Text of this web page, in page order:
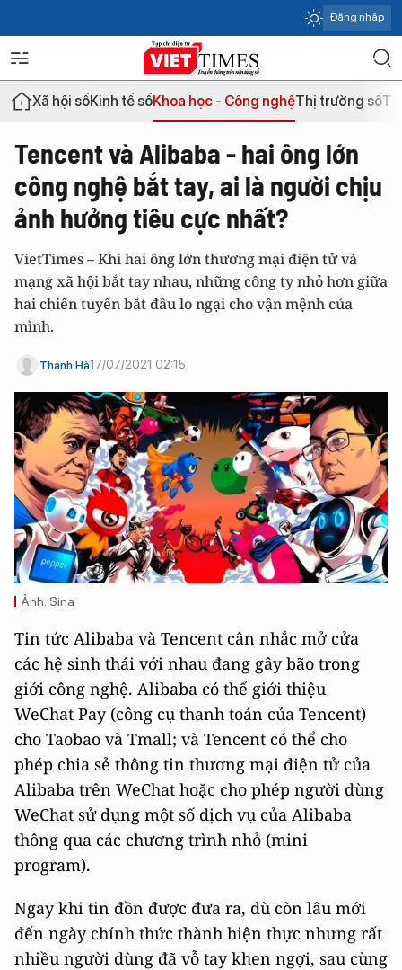
Đăng nhập
Xã hội sốKinh tế sốKhoa học - Công nghệThị trường số
Tencent và Alibaba - hai ông lớn
công nghệ bắt tay, ai là người chịu
ảnh hưởng tiêu cực nhất?
VietTimes – Khi hai ông lớn thương mại điện tử và
mạng xã hội bắt tay nhau, những công ty nhỏ hơn giữa
hai chiến tuyến bắt đầu lo ngại cho vận mệnh của
mình.
Thanh Hà17/07/2021 02:15
Ảnh: Sina
Tin tức Alibaba và Tencent cân nhắc mở cửa
các hệ sinh thái với nhau đang gây bão trong
giới công nghệ. Alibaba có thể giới thiệu
WeChat Pay (công cụ thanh toán của Tencent)
cho Taobao và Tmall; và Tencent có thể cho
phép chia sẻ thông tin thương mại điện tử của
Alibaba trên WeChat hoặc cho phép người dùng
WeChat sử dụng một số dịch vụ của Alibaba
thông qua các chương trình nhỏ (mini
program).
Ngay khi tin đồn được đưa ra, dù còn lâu mới
đến ngày chính thức thành hiện thực nhưng rất
nhiều người dùng đã vỗ tay khen ngợi, sau cùng